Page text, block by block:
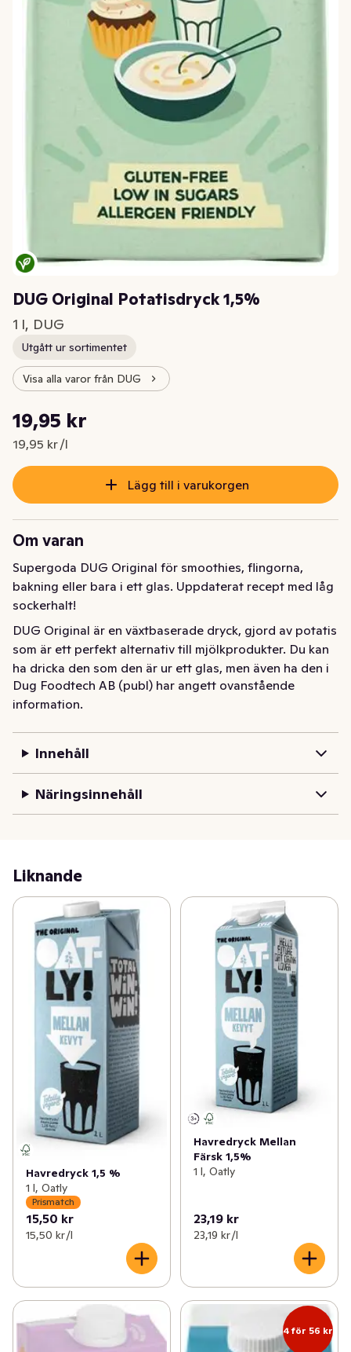
DUG Original Potatisdryck 1,5%
1 l, DUG
Utgått ur sortimentet
Visa alla varor från DUG
Nuvarande pris är: 19,95 kr
19,95 kr
19,95 kr /l
Styckpris: 19,95 kr /l
Lägg till i varukorgen
Om varan
Supergoda DUG Original för smoothies, flingorna,
bakning eller bara i ett glas. Uppdaterat recept med låg
sockerhalt!
DUG Original är en växtbaserade dryck, gjord av potatis
som är ett perfekt alternativ till mjölkprodukter. Du kan
ha dricka den som den är ur ett glas, men även ha den i
teet, kaffet, till flingorna - eller vad som nu faller dig in.
DUG Original kan även användas till både matlagning
aldrig skär sig.
Dug Foodtech AB (publ) har angett ovanstående
information.
Innehåll
Näringsinnehåll
Liknande
Havredryck 1,5 %
1 l, Oatly
Prismatch
15,50 kr
15,50 kr /l
Havredryck Mellan
Färsk 1,5%
1 l, Oatly
23,19 kr
23,19 kr /l
4 för 56 kr